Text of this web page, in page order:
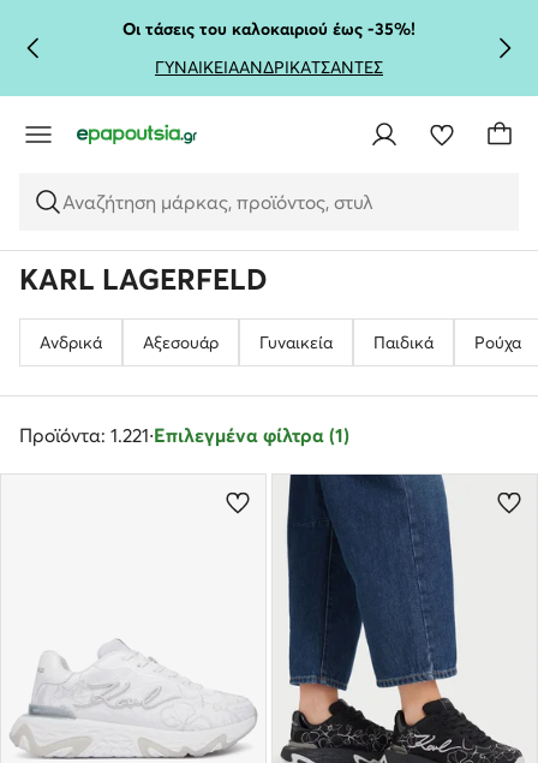
ΜΕΤΆΒΑΣΗ ΣΤΟ ΚΎΡΙΟ ΠΕΡΙΕΧΌΜΕΝΟ
ΜΕΤΆΒΑΣΗ ΣΤΗΝ ΑΝΑΖΉΤΗΣΗ
Οι τάσεις του καλοκαιριού έως -35%!
ΓΥΝΑΙΚΕΙΑΑΝΔΡΙΚΑΤΣΑΝΤΕΣ
Αναζήτηση μάρκας, προϊόντος, στυλ
KARL LAGERFELD
Ανδρικά Αξεσουάρ Γυναικεία Παιδικά Ρούχα
Προϊόντα: 1.221·Επιλεγμένα φίλτρα (1)